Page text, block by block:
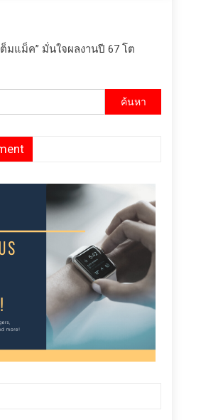
มแม็ค” มั่นใจผลงานปี 67 โต
ค้นหา